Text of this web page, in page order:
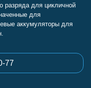
разряда для цикличной
для
аккумуляторы для
77